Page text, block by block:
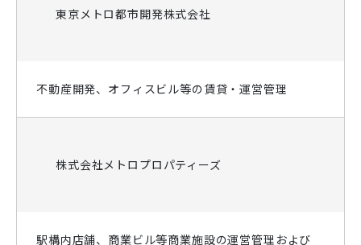
東京メトロ都市開発株式会社
不動産開発、オフィスビル等の賃貸・運営管理
株式会社メトロプロパティーズ
駅構内店舗、商業ビル等商業施設の運営管理および